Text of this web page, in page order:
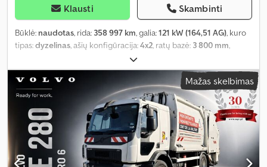
Klausti Skambinti
Būklė: naudotas, rida: 358 997 km, galia:121 kW (164,51 AG), kuro
tipas:dyzelinas , ašių konfigūracija:4x2 , ratų bazė: 3 800 mm
, pavaros tipas:
skaičius:6, emisijos klasė:Euro 6, bendras ilgis:2 150 mm, bendras
plotis: 1 750 mm, bendras aukštis:1 000 mm, Gamybos metai:2016,
Įranga:ABS, AdBlue, borto kompiuteris, centrinis užraktas,
elektrinis langų reguliavimas, elektriškai reguliuojamas
veidrodis, elektroninė stabilumo programa (ESP), oro
kondicionavimas, priešrūkiniai žibintai, spoileris, vairo
stiprintuvas
Mažas skelbimas